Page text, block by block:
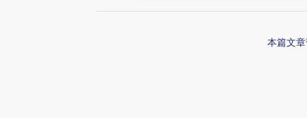
本篇文